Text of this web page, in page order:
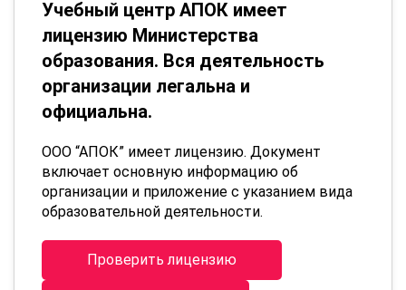
Учебный центр АПОК имеет
лицензию Министерства
образования. Вся деятельность
организации легальна и
официальна.
ООО “АПОК” имеет лицензию. Документ
включает основную информацию об
организации и приложение с указанием вида
образовательной деятельности.
Проверить лицензию